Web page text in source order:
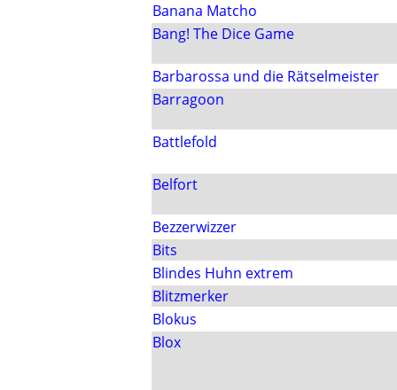
Banana Matcho
Bang! The Dice Game
Barbarossa und die Rätselmeister
Barragoon
Battlefold
Belfort
Bezzerwizzer
Bits
Blindes Huhn extrem
Blitzmerker
Blokus
Blox